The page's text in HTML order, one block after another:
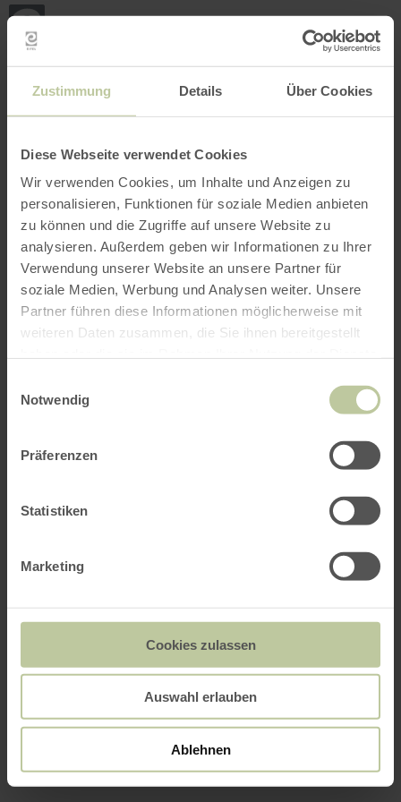
Zustimmung Details Über Cookies
Diese Webseite verwendet Cookies
Wir verwenden Cookies, um Inhalte und Anzeigen zu
personalisieren, Funktionen für soziale Medien anbieten
zu können und die Zugriffe auf unsere Website zu
analysieren. Außerdem geben wir Informationen zu Ihrer
Verwendung unserer Website an unsere Partner für
soziale Medien, Werbung und Analysen weiter. Unsere
Partner führen diese Informationen möglicherweise mit
weiteren Daten zusammen, die Sie ihnen bereitgestellt
Notwendig
Präferenzen
Statistiken
Marketing
Cookies zulassen
Auswahl erlauben
Ablehnen
Aller au contenu principal
Aller à la recherche
Aller à la navigation
Aller au pied de page
Retour
à
page
d'accueil
RECHERCHE MENU
L'offre de loisirs listée ci-dessous a été publiée
par le prestataire GesundLand Vulkaneifel
Regiondo. Le prestataire GesundLand
Vulkaneifel GmbH est seul responsable du
contenu.